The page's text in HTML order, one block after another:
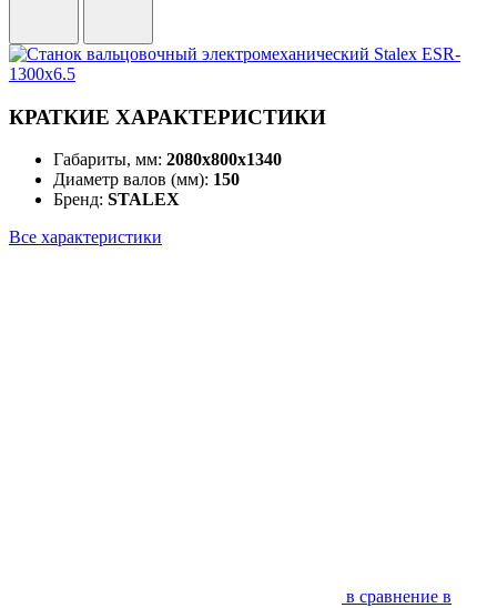
КРАТКИЕ ХАРАКТЕРИСТИКИ
Габариты, мм: 2080х800х1340
Диаметр валов (мм): 150
Бренд: STALEX
Все характеристики
в сравнение в